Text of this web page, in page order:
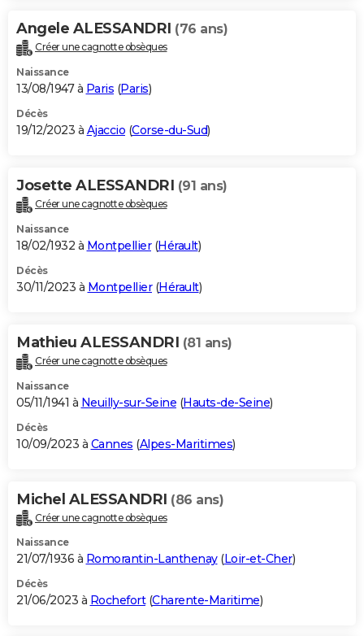
Angele ALESSANDRI (76 ans)
Créer une cagnotte obsèques
Naissance
13/08/1947 à Paris (Paris)
Décès
19/12/2023 à Ajaccio (Corse-du-Sud)
Josette ALESSANDRI (91 ans)
Créer une cagnotte obsèques
Naissance
18/02/1932 à Montpellier(Hérault)
Décès
30/11/2023 à Montpellier(Hérault)
Mathieu ALESSANDRI (81 ans)
Créer une cagnotte obsèques
Naissance
05/11/1941 à Neuilly-sur-Seine (Hauts-de-Seine)
Décès
10/09/2023 à Cannes (Alpes-Maritimes)
Michel ALESSANDRI (86 ans)
Créer une cagnotte obsèques
Naissance
21/07/1936 à Romorantin-Lanthenay(Loir-et-Cher)
Décès
21/06/2023 à Rochefort(Charente-Maritime)